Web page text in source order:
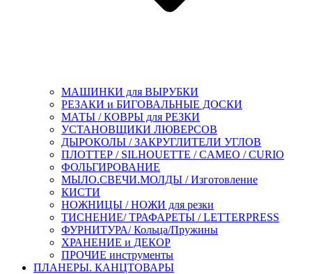
МАШИНКИ для ВЫРУБКИ
РЕЗАКИ и БИГОВАЛЬНЫЕ ДОСКИ
МАТЫ / КОВРЫ для РЕЗКИ
УСТАНОВЩИКИ ЛЮВЕРСОВ
ДЫРОКОЛЫ / ЗАКРУГЛИТЕЛИ УГЛОВ
ПЛОТТЕР / SILHOUETTE / CAMEO / CURIO
ФОЛЬГИРОВАНИЕ
МЫЛО.СВЕЧИ.МОЛДЫ / Изготовление
КИСТИ
НОЖНИЦЫ / НОЖИ для резки
ТИСНЕНИЕ/ ТРАФАРЕТЫ / LETTERPRESS
ФУРНИТУРА/ Кольца/Пружины
ХРАНЕНИЕ и ДЕКОР
ПРОЧИЕ инструменты
ПЛАНЕРЫ. КАНЦТОВАРЫ